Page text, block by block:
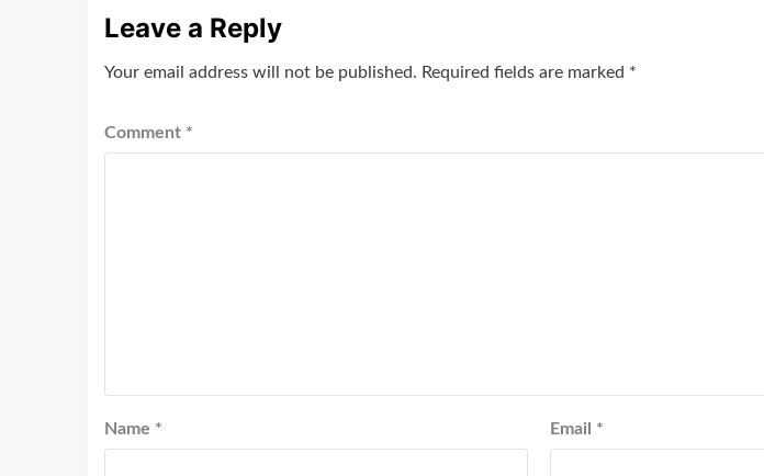
Leave a Reply
Your email address will not be published. Required fields are marked *
Comment *
Name * Email *